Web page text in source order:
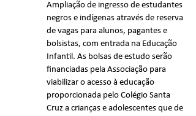
Ampliação de ingresso de estudantes
negros e indígenas através de reserva
de vagas para alunos, pagantes e
bolsistas, com entrada na Educação
Infantil. As bolsas de estudo serão
financiadas pela Associação para
viabilizar o acesso à educação
proporcionada pelo Colégio Santa
Cruz a crianças e adolescentes que de